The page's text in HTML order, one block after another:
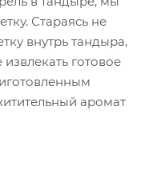
Стараясь не
внутрь тандыра,
готовое
аромат